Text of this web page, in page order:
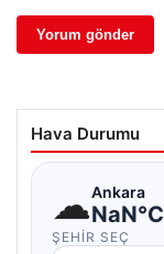
Hava Durumu
☁Ankara
NaN°C
ŞEHIR SEÇ